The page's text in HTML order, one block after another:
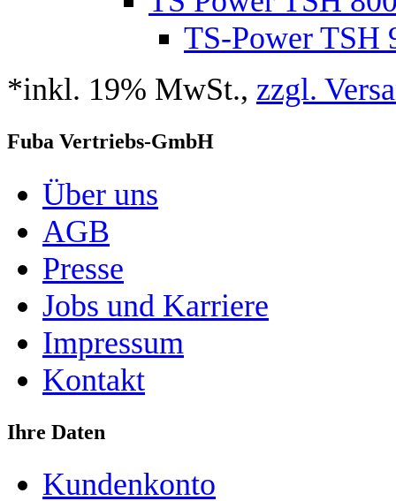
TS-Power TSH
*inkl. 19% MwSt., zzgl.
Fuba Vertriebs-GmbH
Über uns
AGB
Presse
Jobs und Karriere
Impressum
Kontakt
Ihre Daten
Kundenkonto